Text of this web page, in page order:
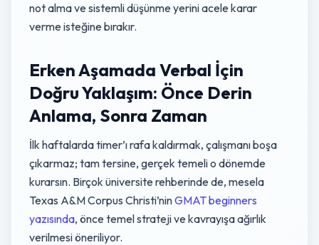
not alma ve sistemli düşünme yerini acele karar
verme isteğine bırakır.
Erken Aşamada Verbal İçin
Doğru Yaklaşım: Önce Derin
Anlama, Sonra Zaman
İlk haftalarda timer’ı rafa kaldırmak, çalışmanı boşa
çıkarmaz; tam tersine, gerçek temeli o dönemde
kurarsın. Birçok üniversite rehberinde de, mesela
Texas A&M Corpus Christi’ninGMAT beginners
yazısında, önce temel strateji ve kavrayışa ağırlık
verilmesi öneriliyor.